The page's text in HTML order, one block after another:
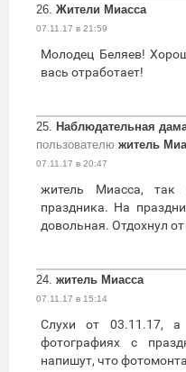
26. Жители Миасса
07.11.17 в 21:59
Молодец Беляев!
вась отработает!
25. Наблюдательная
пользователю житель
07.11.17 в 20:47
житель Миасса,
праздника. На
довольная. Отдохнул
24. житель Миасса
07.11.17 в 15:14
Слухи от 03.11.17,
фотографиях с
напишут, что